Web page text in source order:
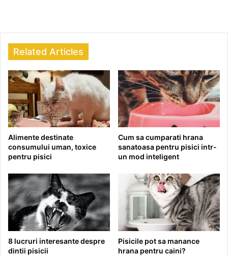
Related Articles
Alimente destinate
consumului uman, toxice
pentru pisici
Cum sa cumparati hrana
sanatoasa pentru pisici intr-
un mod inteligent
8 lucruri interesante despre
dintii pisicii
Pisicile pot sa manance
hrana pentru caini?